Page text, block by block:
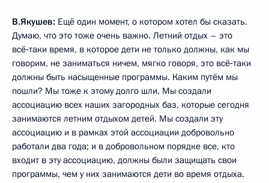
В.Якушев: Ещё один момент, о котором хотел бы сказать.
Думаю, что это тоже очень важно. Летний отдых – это
всё‑таки время, в которое дети не только должны, как мы
говорим, не заниматься ничем, мягко говоря, это всё‑таки
должны быть насыщенные программы. Каким путём мы
пошли? Мы тоже к этому долго шли. Мы создали
ассоциацию всех наших загородных баз, которые сегодня
занимаются летним отдыхом детей. Мы создали эту
ассоциацию и в рамках этой ассоциации добровольно
работали два года; и в добровольном порядке все, кто
входит в эту ассоциацию, должны были защищать свои
программы, чем у них занимаются дети во время отдыха.